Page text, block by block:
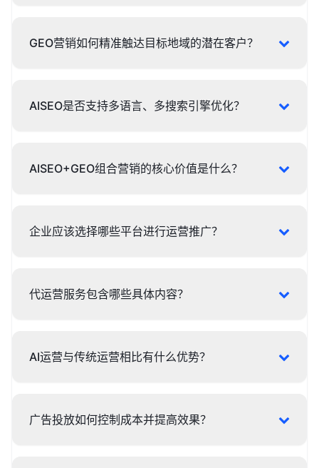
GEO营销如何精准触达目标地域的潜在客户？
AISEO是否支持多语言、多搜索引擎优化？
AISEO+GEO组合营销的核心价值是什么？
企业应该选择哪些平台进行运营推广？
代运营服务包含哪些具体内容？
AI运营与传统运营相比有什么优势？
广告投放如何控制成本并提高效果？